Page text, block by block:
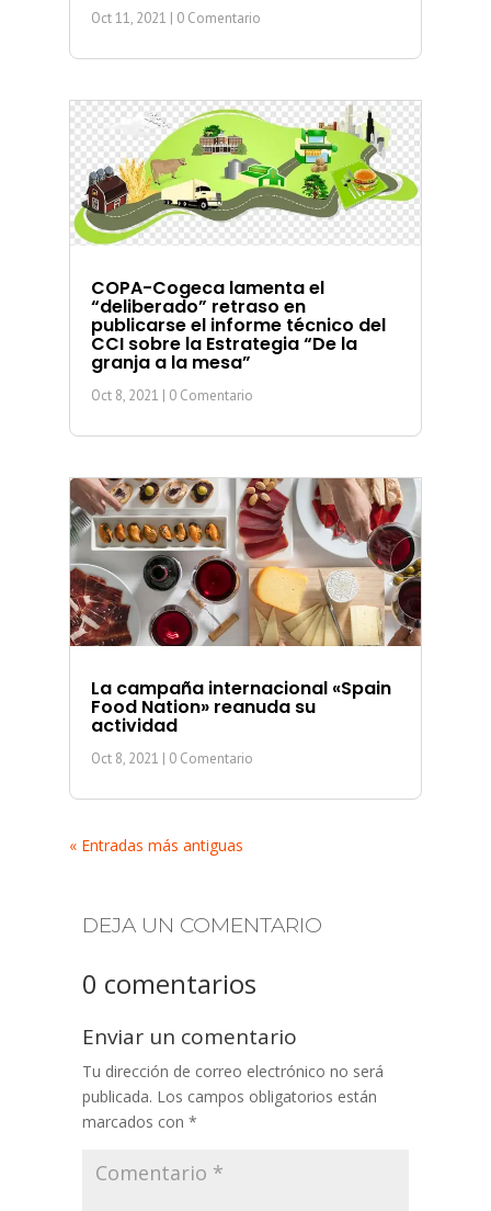
Oct 11, 2021 | 0 Comentario
COPA-Cogeca lamenta el
“deliberado” retraso en
publicarse el informe técnico del
CCI sobre la Estrategia “De la
granja a la mesa”
Oct 8, 2021 | 0 Comentario
La campaña internacional «Spain
Food Nation» reanuda su
actividad
Oct 8, 2021 | 0 Comentario
« Entradas más antiguas
DEJA UN COMENTARIO
0 comentarios
Enviar un comentario
Tu dirección de correo electrónico no será
publicada. Los campos obligatorios están
marcados con *